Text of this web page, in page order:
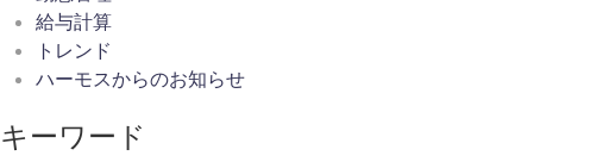
給与計算
トレンド
ハーモスからのお知らせ
キーワード